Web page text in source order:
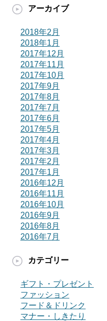
アーカイブ
2018年2月
2018年1月
2017年12月
2017年11月
2017年10月
2017年9月
2017年8月
2017年7月
2017年6月
2017年5月
2017年4月
2017年3月
2017年2月
2017年1月
2016年12月
2016年11月
2016年10月
2016年9月
2016年8月
2016年7月
カテゴリー
ギフト・プレゼント
ファッション
フード＆ドリンク
マナー・しきたり